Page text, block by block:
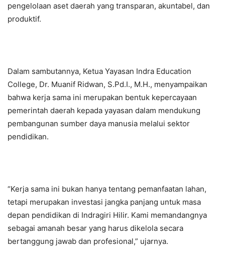
pengelolaan aset daerah yang transparan, akuntabel, dan
produktif.
Dalam sambutannya, Ketua Yayasan Indra Education
College, Dr. Muanif Ridwan, S.Pd.I., M.H., menyampaikan
bahwa kerja sama ini merupakan bentuk kepercayaan
pemerintah daerah kepada yayasan dalam mendukung
pembangunan sumber daya manusia melalui sektor
pendidikan.
“Kerja sama ini bukan hanya tentang pemanfaatan lahan,
tetapi merupakan investasi jangka panjang untuk masa
depan pendidikan di Indragiri Hilir. Kami memandangnya
sebagai amanah besar yang harus dikelola secara
bertanggung jawab dan profesional,” ujarnya.